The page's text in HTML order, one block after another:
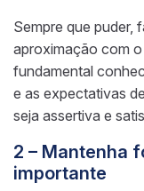
Sempre que puder,
aproximação com
fundamental
e as expectativas
seja assertiva e
2 – Mantenha
importante